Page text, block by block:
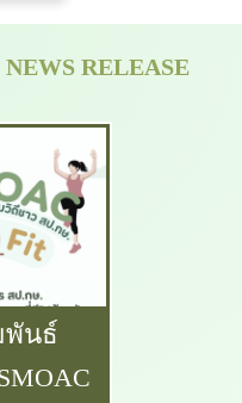
NEWS RELEASE
พันธ์